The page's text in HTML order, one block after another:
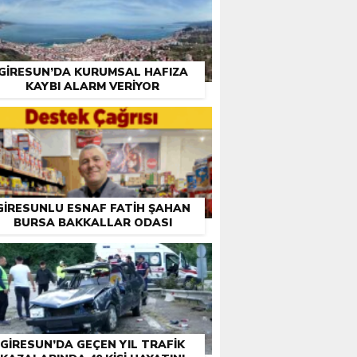
KURUMSAL HAFIZA
KAYBI ALARM VERIYOR
ESNAF FATIH ŞAHAN
BURSA BAKKALLAR ODASI
GIRESUN’DA GEÇEN YIL TRAFIK